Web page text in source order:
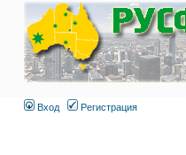
Вход Регистрация